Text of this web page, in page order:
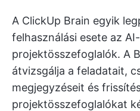
A ClickUp Brain egyik
felhasználási esete az
projektösszefoglalók. A
átvizsgálja a feladatait,
megjegyzéseit és
projektösszefoglalókat